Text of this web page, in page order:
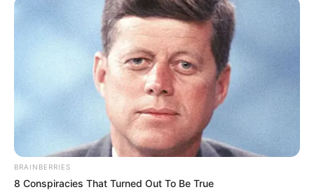
volna a helye.
BRAINBERRIES
8 Conspiracies That Turned Out To Be True